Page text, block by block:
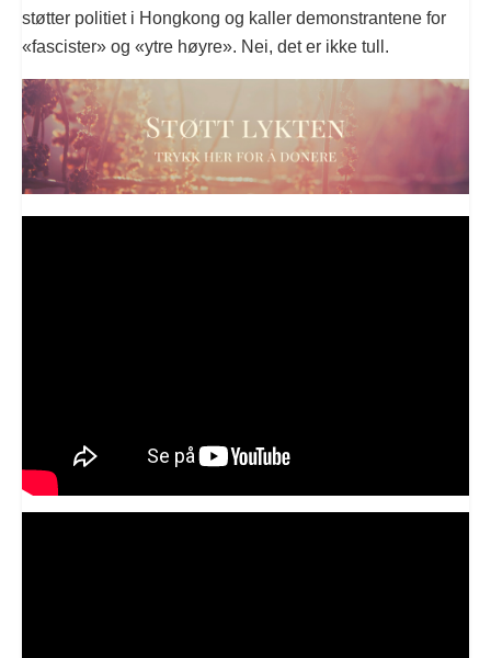
støtter politiet i Hongkong og kaller demonstrantene for
«fascister» og «ytre høyre». Nei, det er ikke tull.